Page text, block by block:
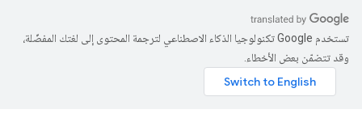
تستخدم Google تكنولوجيا الذكاء الاصطناعي لترجمة المحتوى إلى لغتك المفضّلة،
وقد تتضمّن بعض الأخطاء.